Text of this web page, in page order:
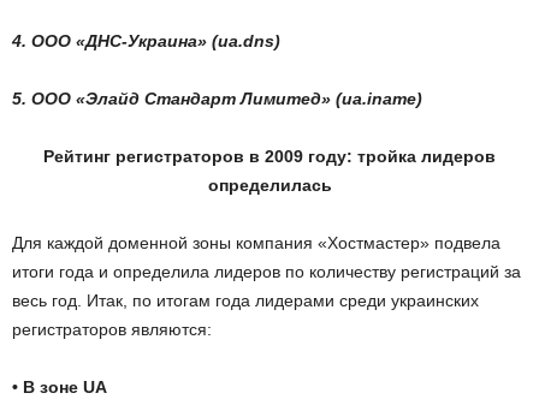
4. ООО «ДНС-Украина» (ua.dns)
5. ООО «Элайд Стандарт Лимитед» (ua.iname)
Рейтинг регистраторов в 2009 году: тройка лидеров
определилась
Для каждой доменной зоны компания «Хостмастер» подвела
итоги года и определила лидеров по количеству регистраций за
весь год. Итак, по итогам года лидерами среди украинских
регистраторов являются:
• В зоне UA